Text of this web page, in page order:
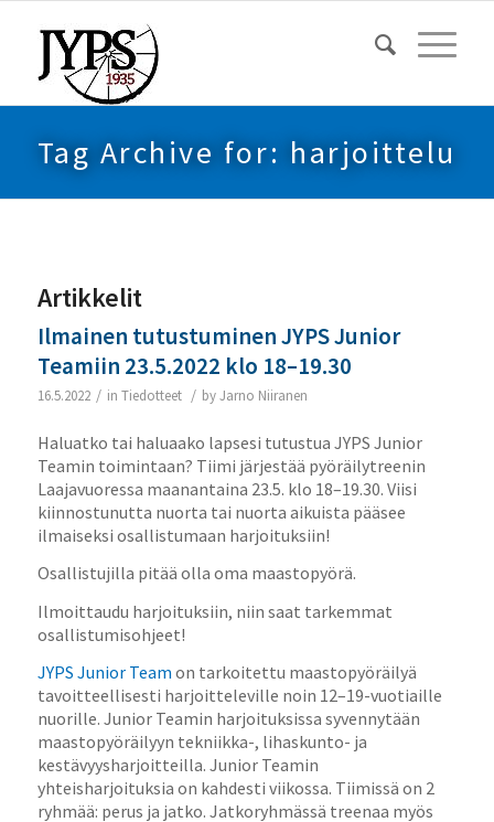
Tag Archive for: harjoittelu
Artikkelit
Ilmainen tutustuminen JYPS Junior
Teamiin 23.5.2022 klo 18–19.30
16.5.2022 / in Tiedotteet / byJarno Niiranen
Haluatko tai haluaako lapsesi tutustua JYPS Junior
Teamin toimintaan? Tiimi järjestää pyöräilytreenin
Laajavuoressa maanantaina 23.5. klo 18–19.30. Viisi
kiinnostunutta nuorta tai nuorta aikuista pääsee
ilmaiseksi osallistumaan harjoituksiin!
Osallistujilla pitää olla oma maastopyörä.
Ilmoittaudu harjoituksiin, niin saat tarkemmat
osallistumisohjeet!
JYPS Junior Team on tarkoitettu maastopyöräilyä
tavoitteellisesti harjoitteleville noin 12–19-vuotiaille
nuorille. Junior Teamin harjoituksissa syvennytään
maastopyöräilyyn tekniikka-, lihaskunto- ja
kestävyysharjoitteilla. Junior Teamin
yhteisharjoituksia on kahdesti viikossa. Tiimissä on 2
ryhmää: perus ja jatko. Jatkoryhmässä treenaa myös